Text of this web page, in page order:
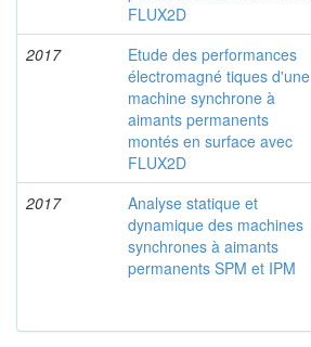
FLUX2D
2017
Etude des performances
électromagné tiques d'une
machine synchrone à
aimants permanents
montés en surface avec
FLUX2D
2017
Analyse statique et
dynamique des machines
synchrones à aimants
permanents SPM et IPM